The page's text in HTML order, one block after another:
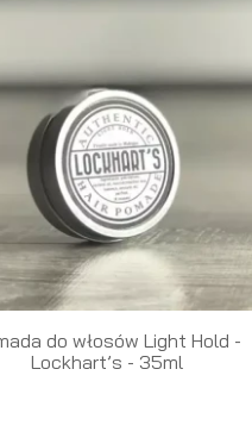
do włosów Light Hold -
Lockhart’s - 35ml